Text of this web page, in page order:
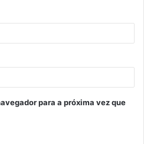
para a próxima vez que